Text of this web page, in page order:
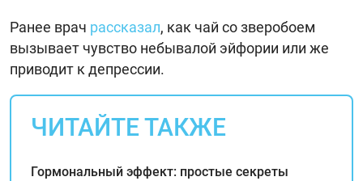
Ранее врач рассказал, как чай со зверобоем
вызывает чувство небывалой эйфории или же
приводит к депрессии.
ЧИТАЙТЕ ТАКЖЕ
Гормональный эффект: простые секреты